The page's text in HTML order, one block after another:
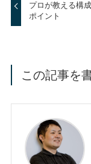
プロが教える構
ポイント
この記事を